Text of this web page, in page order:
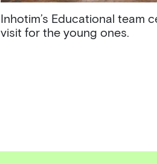
Inhotim’s Educational team
visit for the young ones.